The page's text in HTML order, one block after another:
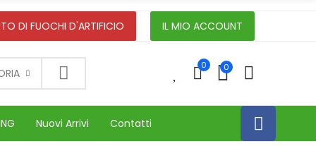
DI FUOCHI D'ARTIFICIO IL MIO ACCOUNT
0 0
Nuovi Arrivi Contatti